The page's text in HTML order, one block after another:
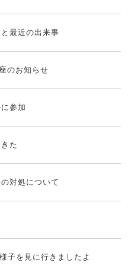
最近の出来事
のお知らせ
参加
た
の対処について
子を見に行きましたよ